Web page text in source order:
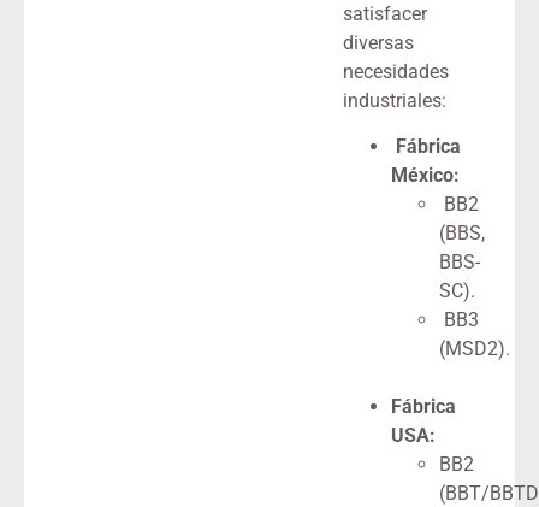
satisfacer
diversas
necesidades
industriales:
Fábrica
México:
BB2
(BBS,
BBS-
SC).
BB3
(MSD2).
Fábrica
USA:
BB2
(BBT/